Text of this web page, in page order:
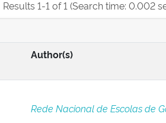
Results 1-1 of 1 (Search time: 0.002
Author(s)
Rede Nacional de Escolas de